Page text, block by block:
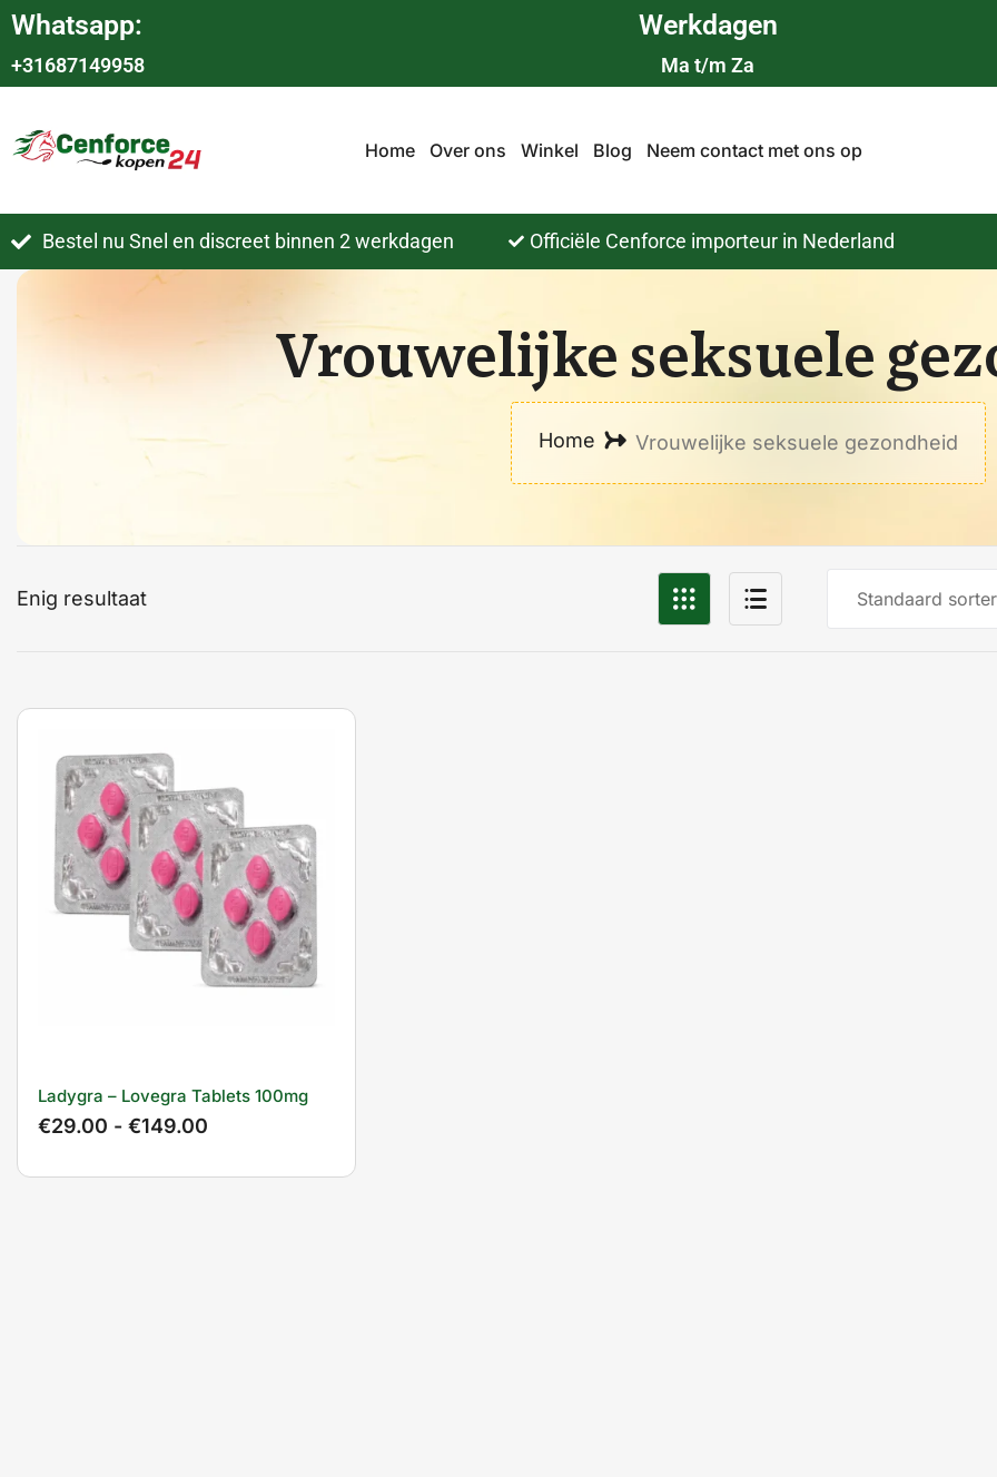
Whatsapp:
+31687149958
Werkdagen
Ma t/m Za
Home Over ons Winkel Blog Neem contact met ons op
Bestel nu Snel en discreet binnen 2 werkdagen Officiële Cenforce importeur in Nederland
Vrouwelijke seksuele
Home Vrouwelijke seksuele gezondheid
Enig resultaat Standaard
Ladygra – Lovegra Tablets 100mg
€29.00 - €149.00